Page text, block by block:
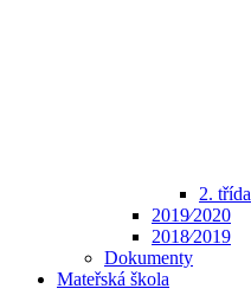
2. třída
2019⁄2020
2018⁄2019
Dokumenty
Mateřská škola